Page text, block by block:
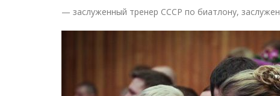
— заслуженный тренер СССР по биатлону,